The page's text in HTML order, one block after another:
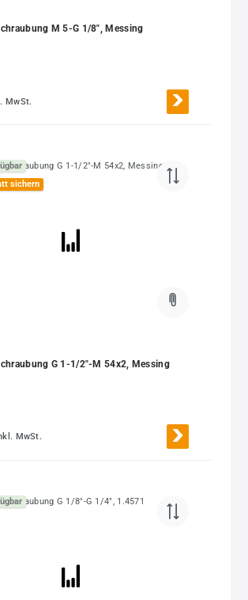
M 5-G 1/8", Messing
MwSt.
sichern
G 1-1/2"-M 54x2, Messing
MwSt.